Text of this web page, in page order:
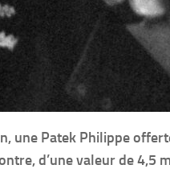
une Patek Philippe
d’une valeur de 4,5